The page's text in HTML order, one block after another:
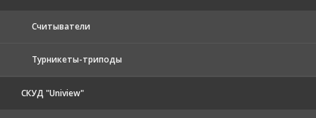
Считыватели
Турникеты-триподы
СКУД "Uniview"